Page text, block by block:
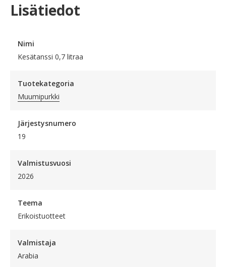
Lisätiedot
Nimi
Kesätanssi 0,7 litraa
Tuotekategoria
Muumipurkki
Järjestysnumero
19
Valmistusvuosi
2026
Teema
Erikoistuotteet
Valmistaja
Arabia